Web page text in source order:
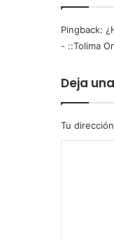
t
a
a
e
m
Pingback:
- ::Tolima
Deja
Tu